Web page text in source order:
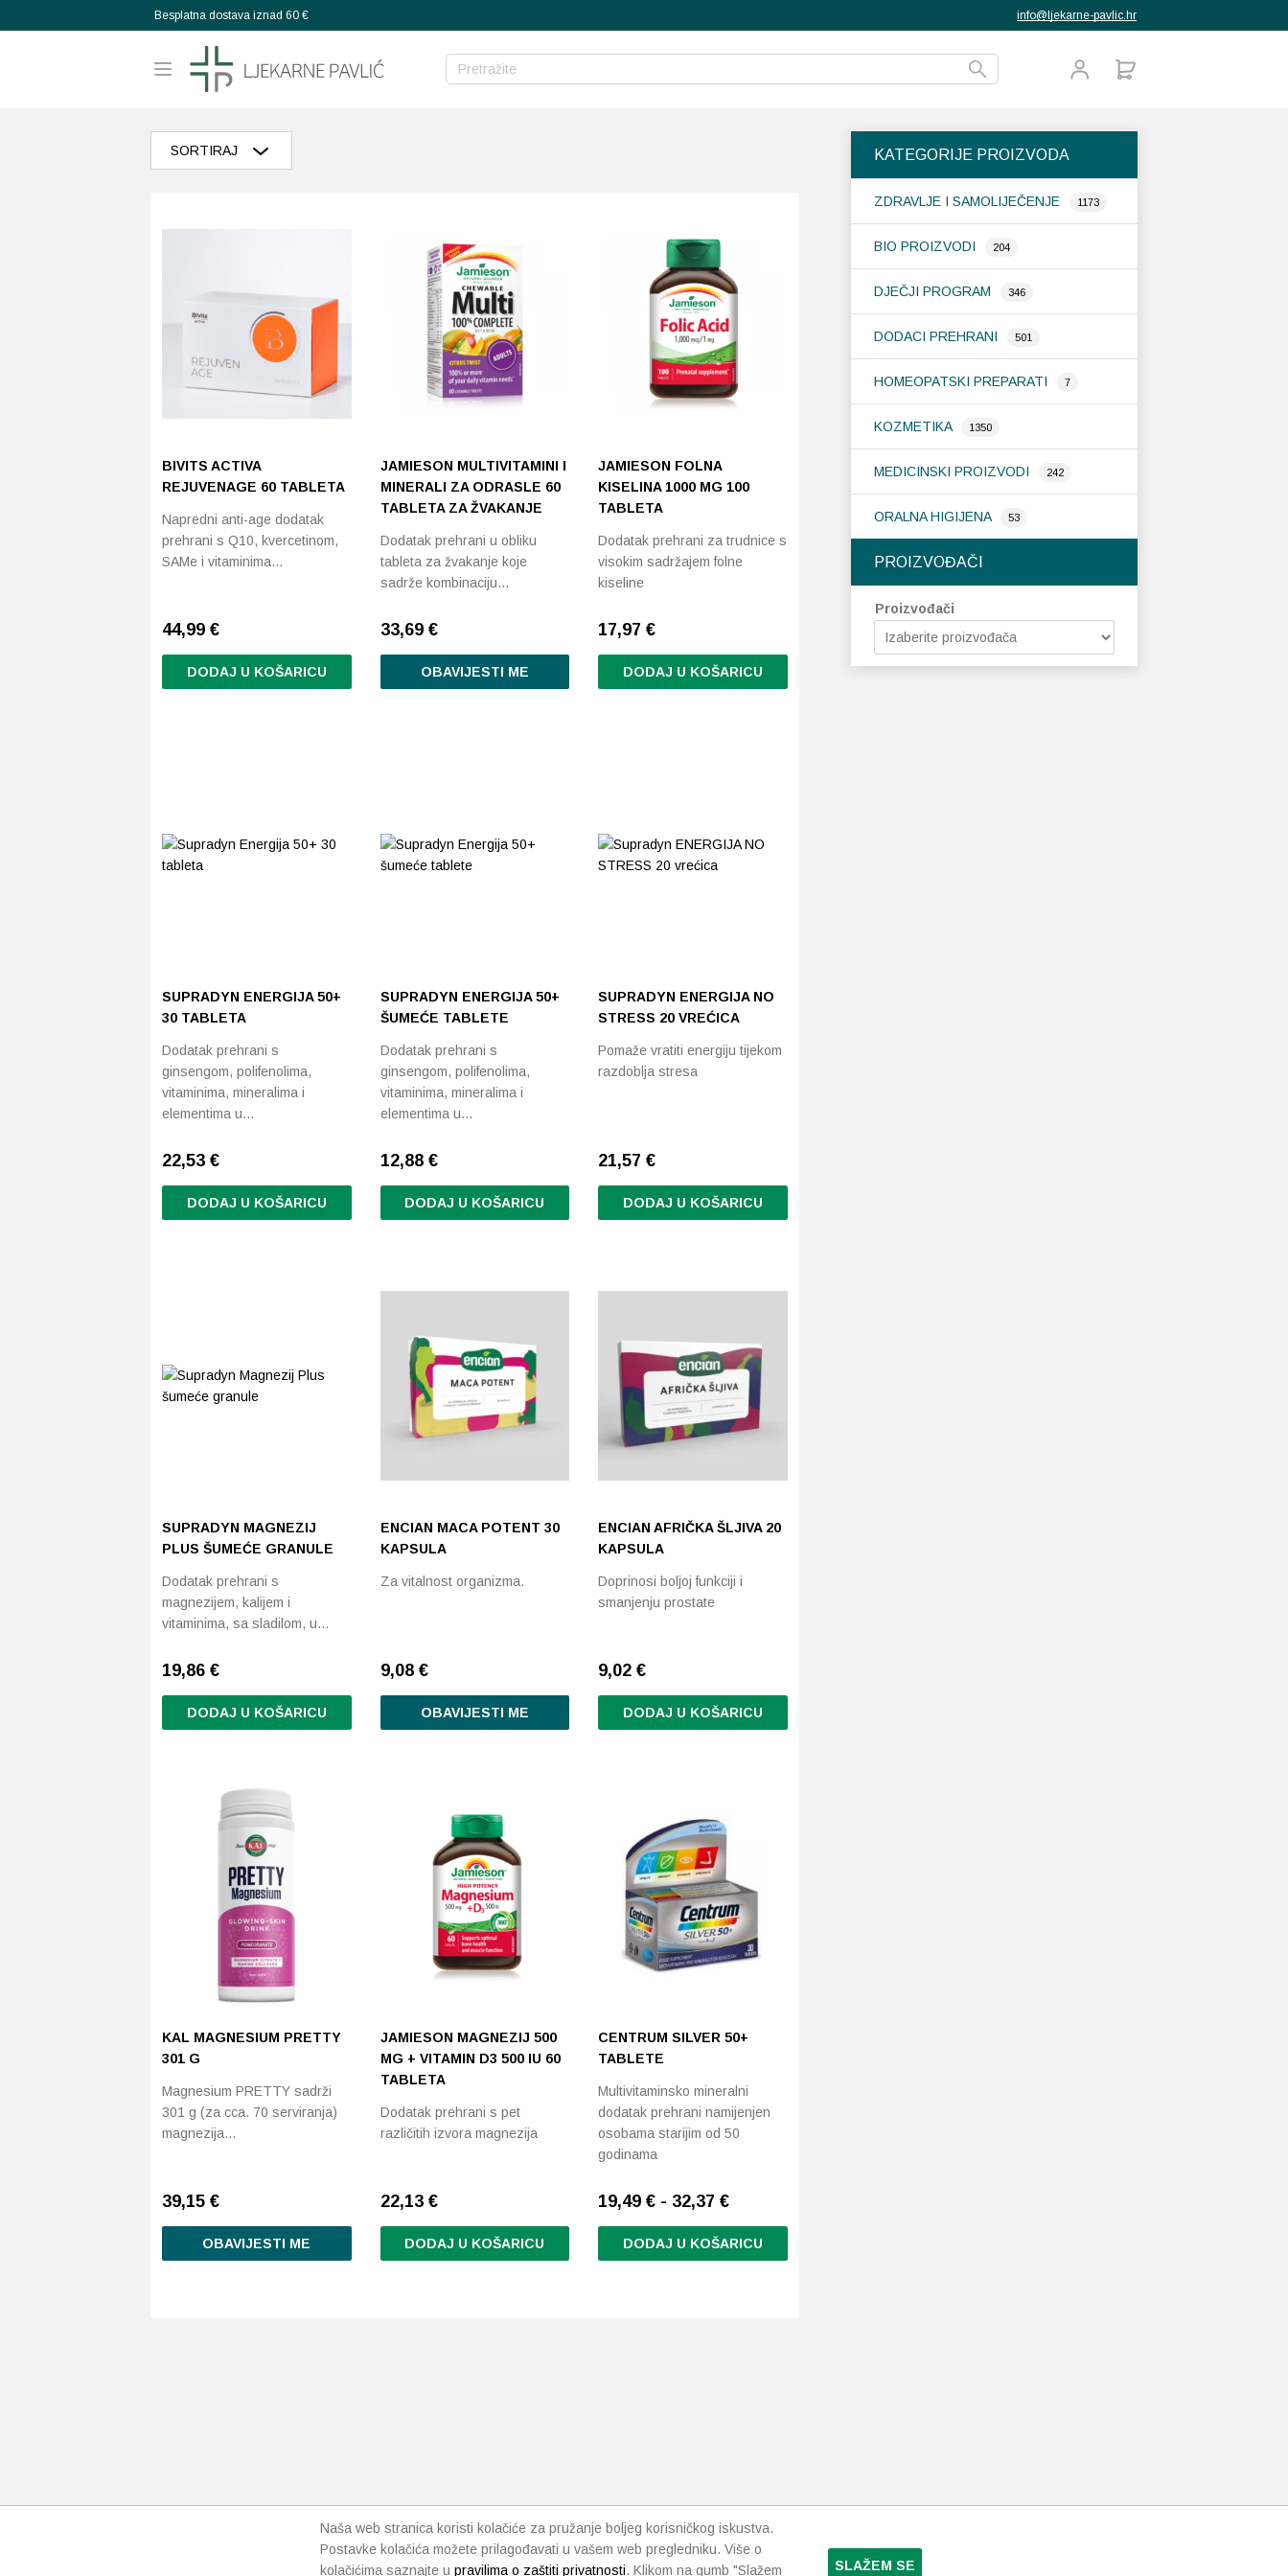
Besplatna dostava iznad 60 € info@ljekarne-pavlic.hr
KATEGORIJE PROIZVODA
ZDRAVLJE I SAMOLIJEČENJE 1173
BIO PROIZVODI 204
DJEČJI PROGRAM 346
DODACI PREHRANI 501
HOMEOPATSKI PREPARATI 7
KOZMETIKA 1350
MEDICINSKI PROIZVODI 242
ORALNA HIGIJENA 53
PROIZVOĐAČI
Proizvođači
SORTIRAJ
Poredaj od zadnjeg
Razvrstaj po cijeni: manje do veće
Razvrstaj po cijeni: veće do manje
Poredaj po abecedi: A-Z
BIVITS ACTIVA
REJUVENAGE 60 TABLETA
Napredni anti-age dodatak
prehrani s Q10, kvercetinom,
SAMe i vitaminima…
44,99 €
DODAJ U KOŠARICU
JAMIESON MULTIVITAMINI I
MINERALI ZA ODRASLE 60
TABLETA ZA ŽVAKANJE
Dodatak prehrani u obliku
tableta za žvakanje koje
sadrže kombinaciju…
33,69 €
OBAVIJESTI ME
JAMIESON FOLNA
KISELINA 1000 ΜG 100
TABLETA
Dodatak prehrani za trudnice s
visokim sadržajem folne
kiseline
17,97€
DODAJ U KOŠARICU
SUPRADYN ENERGIJA 50+
30 TABLETA
Dodatak prehrani s
ginsengom, polifenolima,
vitaminima, mineralima i
elementima u…
22,53 €
DODAJ U KOŠARICU
SUPRADYN ENERGIJA 50+
ŠUMEĆE TABLETE
Dodatak prehrani s
ginsengom, polifenolima,
vitaminima, mineralima i
elementima u…
12,88 €
DODAJ U KOŠARICU
SUPRADYN ENERGIJA NO
STRESS 20 VREĆICA
Pomaže vratiti energiju tijekom
razdoblja stresa
21,57€
DODAJ U KOŠARICU
SUPRADYN MAGNEZIJ
PLUS ŠUMEĆE GRANULE
Dodatak prehrani s
magnezijem, kalijem i
vitaminima, sa sladilom, u…
19,86 €
DODAJ U KOŠARICU
ENCIAN MACA POTENT 30
KAPSULA
Za vitalnost organizma.
9,08 €
OBAVIJESTI ME
ENCIAN AFRIČKA ŠLJIVA 20
KAPSULA
Doprinosi boljoj funkciji i
smanjenju prostate
9,02€
DODAJ U KOŠARICU
KAL MAGNESIUM PRETTY
301 G
Magnesium PRETTY sadrži
301 g (za cca. 70 serviranja)
magnezija…
39,15 €
OBAVIJESTI ME
JAMIESON MAGNEZIJ 500
MG + VITAMIN D3 500 IU 60
TABLETA
Dodatak prehrani s pet
različitih izvora magnezija
22,13 €
DODAJ U KOŠARICU
CENTRUM SILVER 50+
TABLETE
Multivitaminsko mineralni
dodatak prehrani namijenjen
osobama starijim od 50
godinama
19,49 € - 32,37 €
DODAJ U KOŠARICU
proizvoda
Naša web stranica koristi kolačiće za pružanje boljeg korisničkog iskustva.
Postavke kolačića možete prilagođavati u vašem web pregledniku. Više o
kolačićima saznajte u pravilima o zaštiti privatnosti. Klikom na gumb "Slažem
SLAŽEM SE